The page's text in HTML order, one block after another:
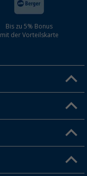
Bis zu 5% Bonus
mit der Vorteilskarte